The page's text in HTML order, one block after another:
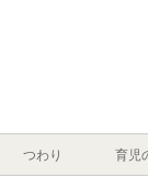
つわり 育児